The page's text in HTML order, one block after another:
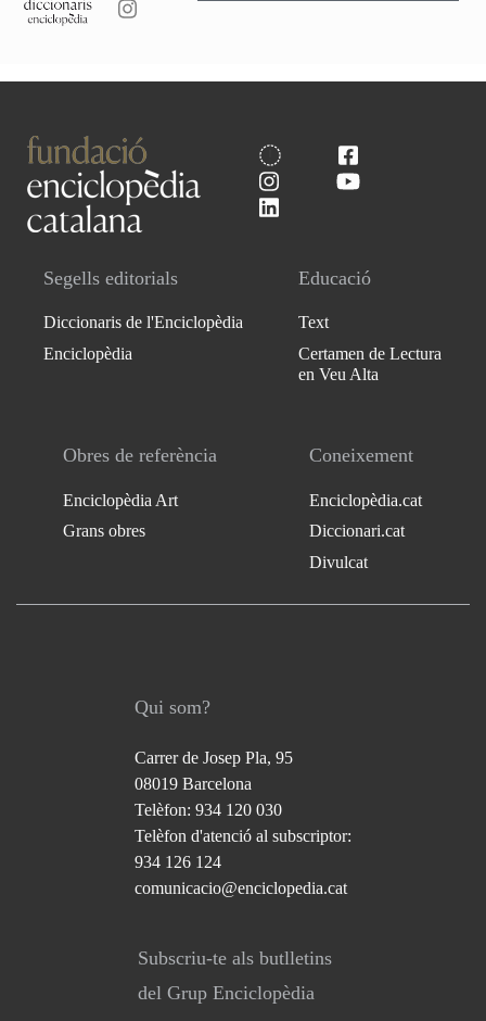
Segells editorials
Diccionaris de l'Enciclopèdia
Enciclopèdia
Educació
Text
Certamen de Lectura
en Veu Alta
Obres de referència
Enciclopèdia Art
Grans obres
Coneixement
Enciclopèdia.cat
Diccionari.cat
Divulcat
Qui som?
Carrer de Josep Pla, 95
08019 Barcelona
Telèfon: 934 120 030
Telèfon d'atenció al subscriptor:
934 126 124
comunicacio@enciclopedia.cat
Subscriu-te als butlletins
del Grup Enciclopèdia